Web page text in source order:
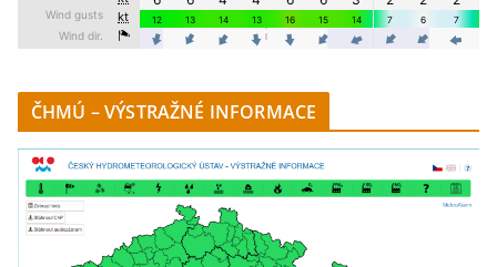
ČHMÚ – VÝSTRAŽNÉ INFORMACE